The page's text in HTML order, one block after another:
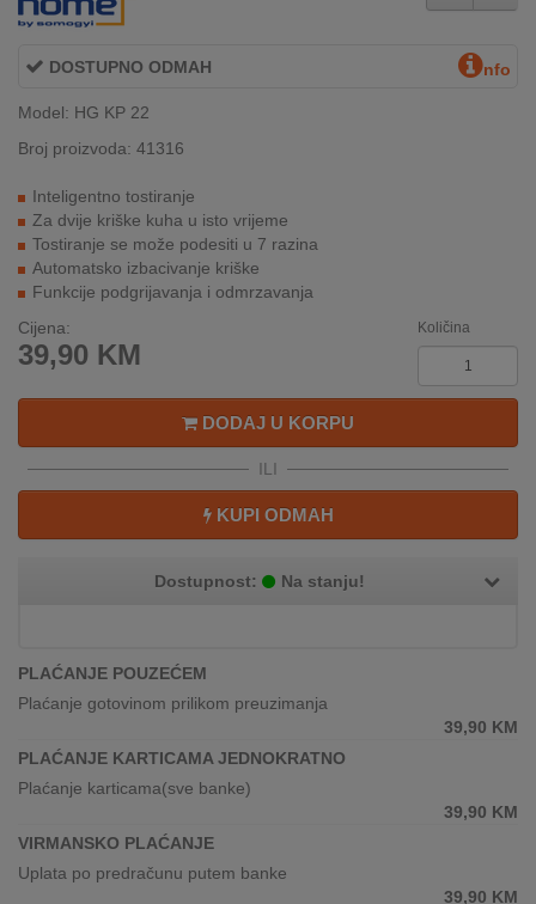
AKCIJE
BRENDOVI
NOVO
U
KONTAKT
KUPOVINA
NA
RATE
I
IZ
OZNAKE
UČINKOVITOSTI
DOSTUPNO ODMAH nfo
Model: HG KP 22
Broj proizvoda: 41316
Inteligentno tostiranje
Za dvije kriške kuha u isto vrijeme
Tostiranje se može podesiti u 7 razina
Automatsko izbacivanje kriške
Funkcije podgrijavanja i odmrzavanja
Cijena:
39,90 KM
Količina
DODAJ U KORPU
ILI
KUPI ODMAH
Dostupnost: Na stanju!
PLAĆANJE POUZEĆEM
Plaćanje gotovinom prilikom preuzimanja
39,90 KM
PLAĆANJE KARTICAMA JEDNOKRATNO
Plaćanje karticama(sve banke)
39,90 KM
VIRMANSKO PLAĆANJE
Uplata po predračunu putem banke
39,90 KM